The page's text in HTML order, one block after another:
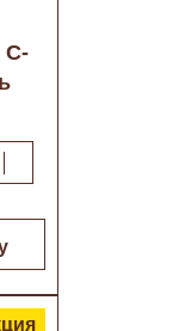
С-